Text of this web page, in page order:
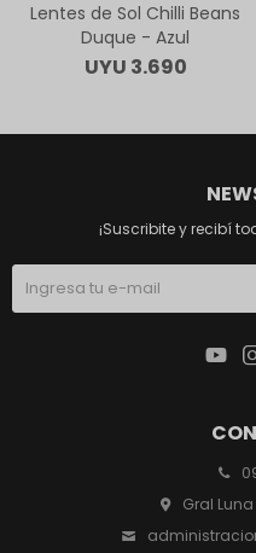
Lentes de Sol Chilli Beans
Duque - Azul
UYU 3.690
Gral
¡Suscribite y recibí
